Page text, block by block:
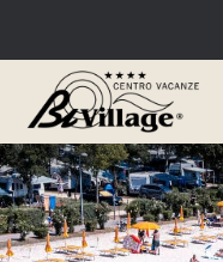
springen